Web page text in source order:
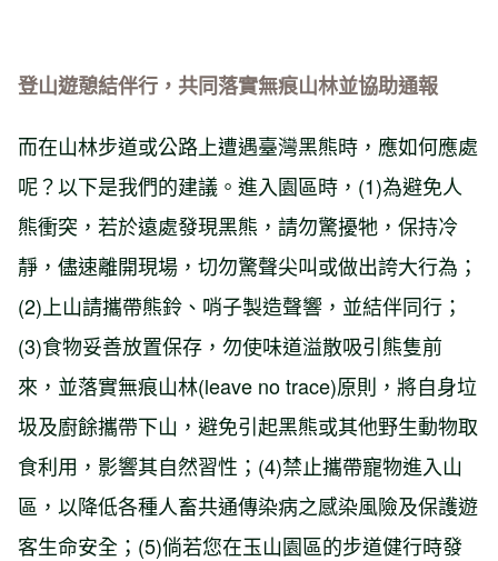
登山遊憩結伴行，共同落實無痕山林並協助通報
而在山林步道或公路上遭遇臺灣黑熊時，應如何應處
呢？以下是我們的建議。進入園區時，(1)為避免人
熊衝突，若於遠處發現黑熊，請勿驚擾牠，保持冷
靜，儘速離開現場，切勿驚聲尖叫或做出誇大行為；
(2)上山請攜帶熊鈴、哨子製造聲響，並結伴同行；
(3)食物妥善放置保存，勿使味道溢散吸引熊隻前
來，並落實無痕山林(leave no trace)原則，將自身垃
圾及廚餘攜帶下山，避免引起黑熊或其他野生動物取
食利用，影響其自然習性；(4)禁止攜帶寵物進入山
區，以降低各種人畜共通傳染病之感染風險及保護遊
客生命安全；(5)倘若您在玉山園區的步道健行時發